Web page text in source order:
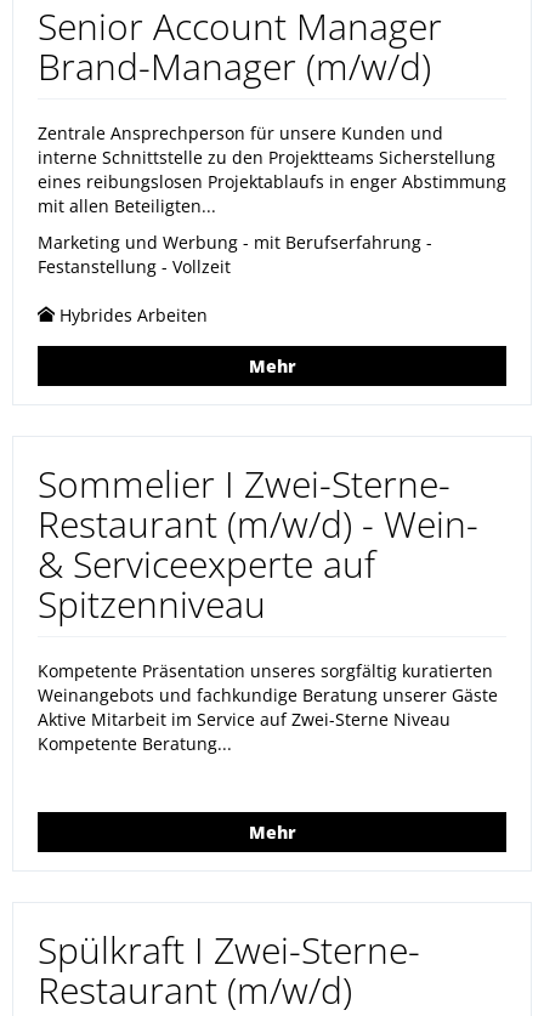
Senior Account Manager
Brand-Manager (m/w/d)
Zentrale Ansprechperson für unsere Kunden und
interne Schnittstelle zu den Projektteams Sicherstellung
eines reibungslosen Projektablaufs in enger Abstimmung
mit allen Beteiligten...
Marketing und Werbung - mit Berufserfahrung -
Festanstellung - Vollzeit
Hybrides Arbeiten
Mehr
Sommelier I Zwei-Sterne-
Restaurant (m/w/d) - Wein-
& Serviceexperte auf
Spitzenniveau
Kompetente Präsentation unseres sorgfältig kuratierten
Weinangebots und fachkundige Beratung unserer Gäste
Aktive Mitarbeit im Service auf Zwei-Sterne Niveau
Kompetente Beratung...
Mehr
Spülkraft I Zwei-Sterne-
Restaurant (m/w/d)